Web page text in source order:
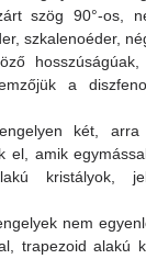
szög 90°-os,
szkalenoéder,
a
két, arra
el, amik
kristályok,
nem
trapezoid alakú